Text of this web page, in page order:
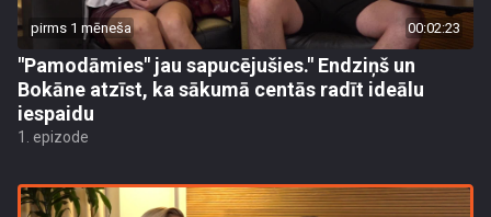
pirms 1 mēneša 00:02:23
"Pamodāmies" jau sapucējušies." Endziņš un
Bokāne atzīst, ka sākumā centās radīt ideālu
iespaidu
1. epizode